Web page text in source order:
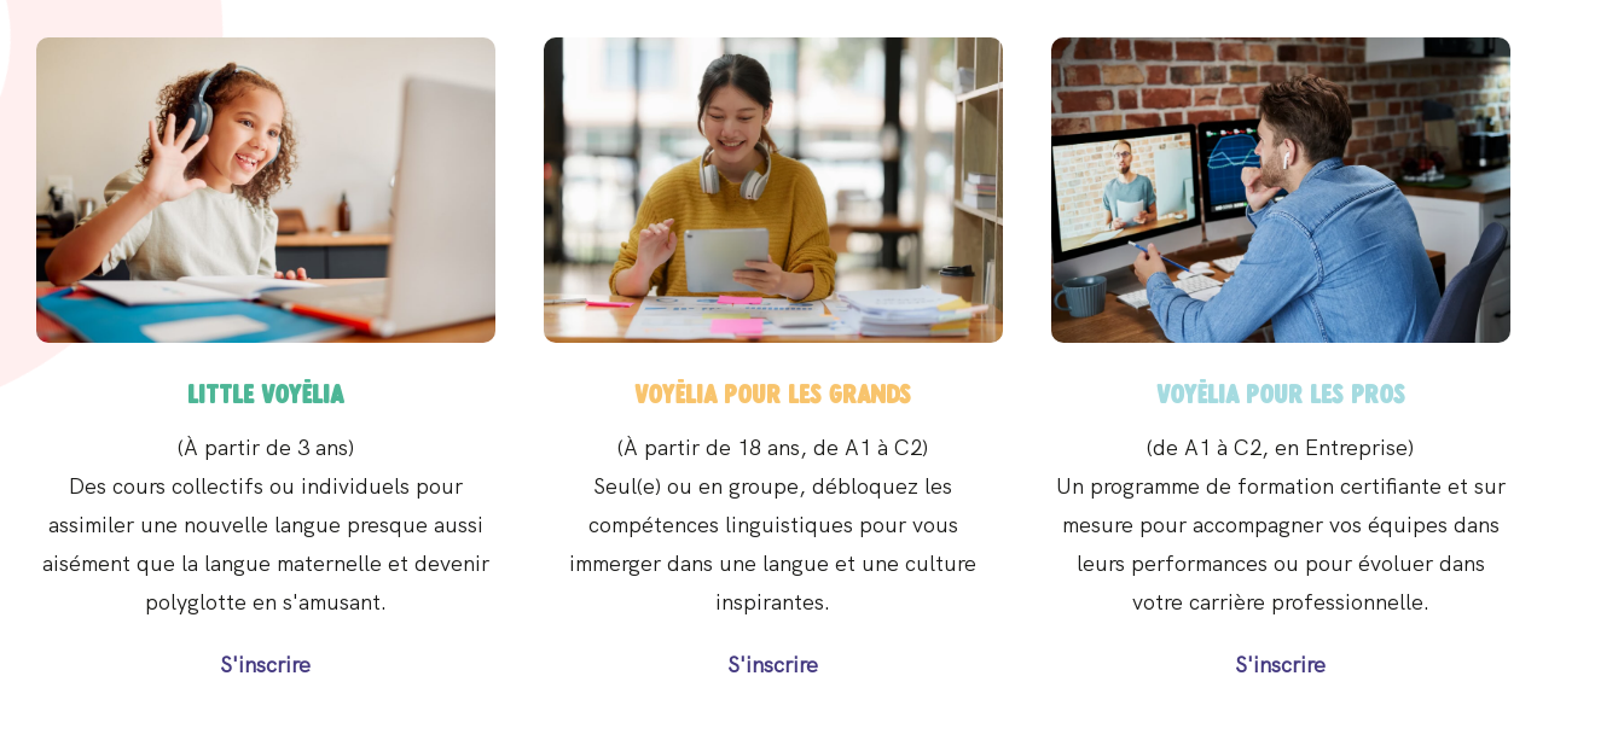
Little Voyëlia
(À partir de 3 ans)
Des cours collectifs ou individuels pour
assimiler une nouvelle langue presque aussi
aisément que la langue maternelle et devenir
polyglotte en s'amusant.
S'inscrire
Voyëlia pour les grands
(À partir de 18 ans, de A1 à C2)
Seul(e) ou en groupe, débloquez les
compétences linguistiques pour vous
immerger dans une langue et une culture
inspirantes.
S'inscrire
Voyëlia pour les pros
(de A1 à C2, en Entreprise)
Un programme de formation certifiante et sur
mesure pour accompagner vos équipes dans
leurs performances ou pour évoluer dans
votre carrière professionnelle.
S'inscrire